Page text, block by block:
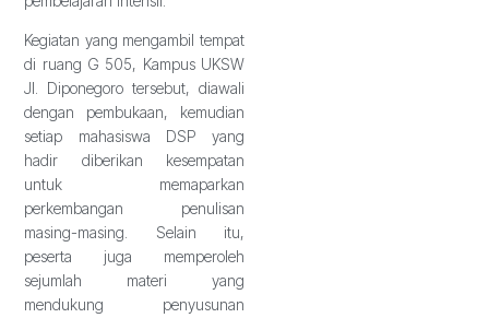
Kegiatan yang mengambil tempat
di ruang G 505, Kampus UKSW
Jl. Diponegoro tersebut, diawali
dengan pembukaan, kemudian
setiap mahasiswa DSP yang
hadir diberikan kesempatan
untuk memaparkan
perkembangan penulisan
masing-masing. Selain itu,
peserta juga memperoleh
sejumlah materi yang
mendukung penyusunan